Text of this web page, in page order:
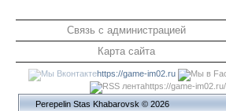
Связь с администрацией
Карта сайта
https://game-im02.ru
https://game-
Perepelin Stas Khabarovsk © 2026